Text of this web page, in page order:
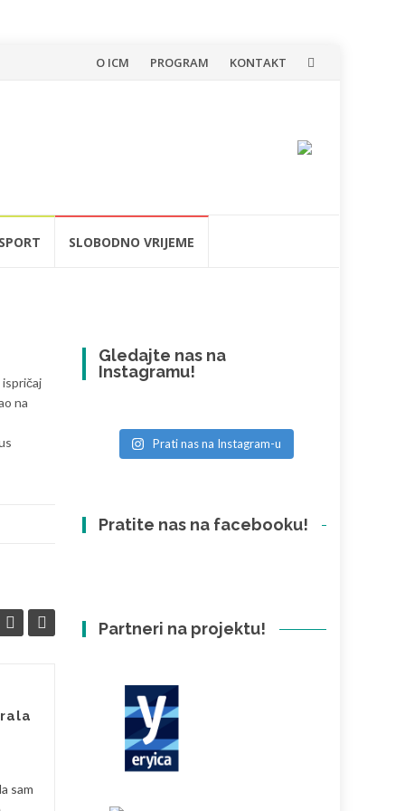
Skip
O ICM PROGRAM KONTAKT
SPORT SLOBODNO VRIJEME
ispričaj
na
sam
Kreativne radionice i
druženje mladih u
Daruvaru kroz
suradnju udruga
Gledajte nas na
Instagramu!
Prati nas na Instagram-u
Pratite nas na facebooku!
Partneri na projektu!